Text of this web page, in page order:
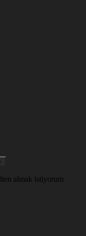
almak istiyorum